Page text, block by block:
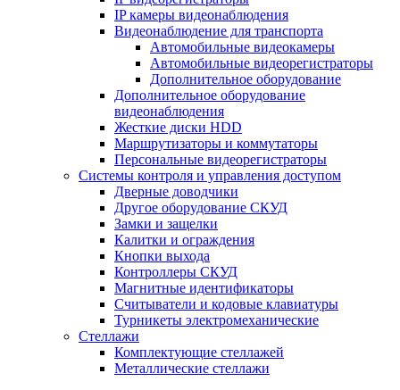
IP камеры видеонаблюдения
Видеонаблюдение для транспорта
Автомобильные видеокамеры
Автомобильные видеорегистраторы
Дополнительное оборудование
Дополнительное оборудование
видеонаблюдения
Жесткие диски HDD
Маршрутизаторы и коммутаторы
Персональные видеорегистраторы
Системы контроля и управления доступом
Дверные доводчики
Другое оборудование СКУД
Замки и защелки
Калитки и ограждения
Кнопки выхода
Контроллеры СКУД
Магнитные идентификаторы
Считыватели и кодовые клавиатуры
Турникеты электромеханические
Стеллажи
Комплектующие стеллажей
Металлические стеллажи